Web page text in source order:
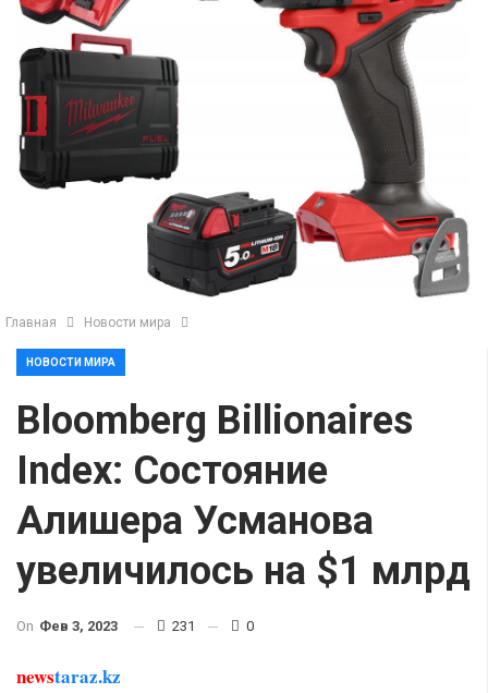
Главная Новости мира
НОВОСТИ МИРА
Bloomberg Billionaires
Index: Состояние
Алишера Усманова
увеличилось на $1 млрд
On Фев 3, 2023 231 0
newstaraz.kz